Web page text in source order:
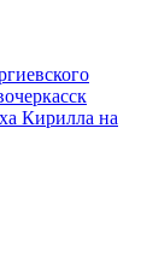
Кирилла на